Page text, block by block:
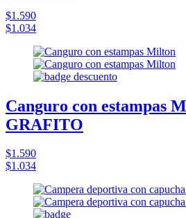
$1.590
$1.034
Canguro con estampas
GRAFITO
$1.590
$1.034